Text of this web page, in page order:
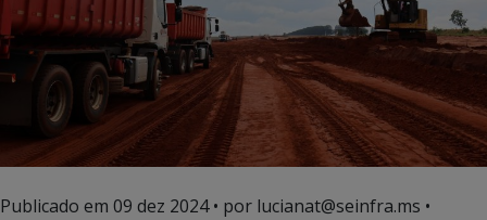
Publicado em 09 dez 2024• por lucianat@seinfra.ms •